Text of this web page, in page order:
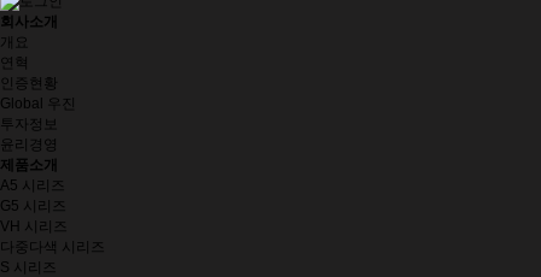
회사소개
개요
연혁
인증현황
Global 우진
투자정보
윤리경영
제품소개
A5 시리즈
G5 시리즈
VH 시리즈
다중다색 시리즈
S 시리즈